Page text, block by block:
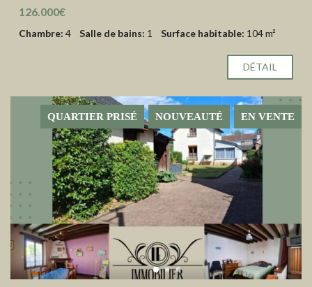
126.000€
Chambre: 4 Salle de bains: 1 Surface habitable: 104 m²
DÉTAIL
EN VENTE
NOUVEAUTÉ
QUARTIER PRISÉ